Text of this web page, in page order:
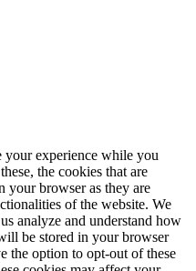
your experience while you
the cookies that are
your browser as they are
of the website. We
analyze and understand how
be stored in your browser
the option to opt-out of these